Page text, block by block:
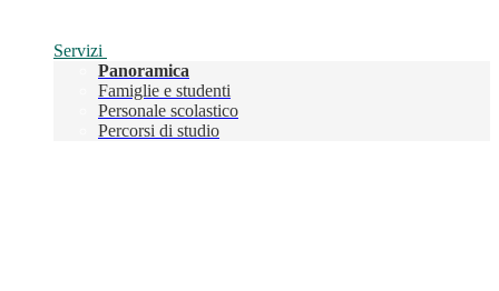
Servizi
Panoramica
Famiglie e studenti
Personale scolastico
Percorsi di studio